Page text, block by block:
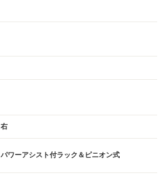
右
パワーアシスト付ラック＆ピニオン式